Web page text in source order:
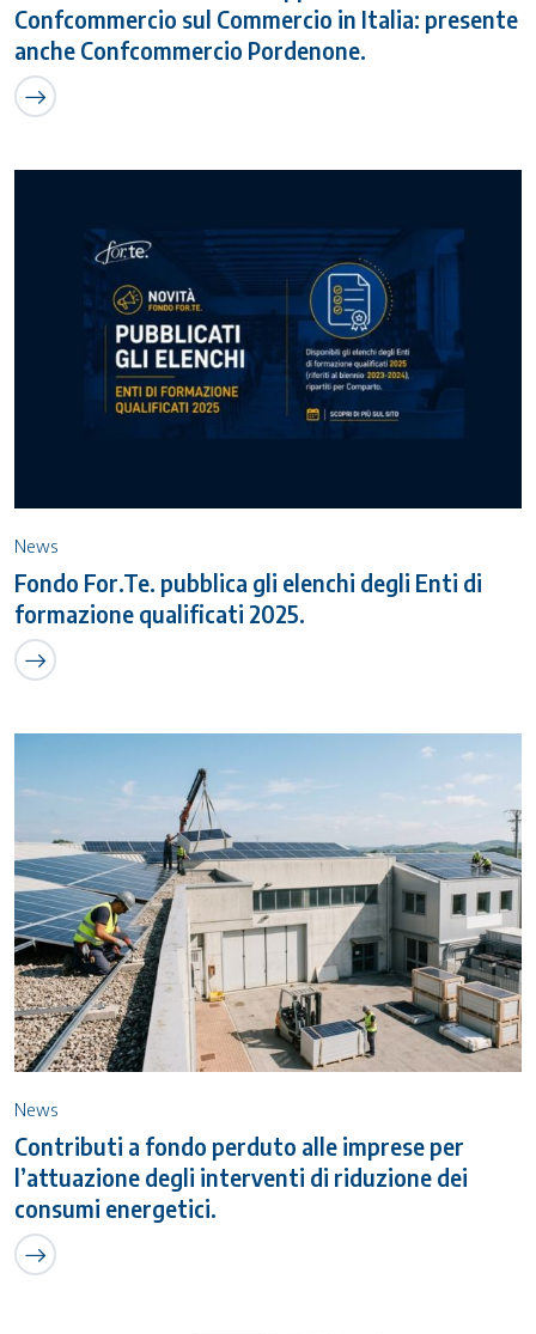
Confcommercio sul Commercio in Italia: presente
anche Confcommercio Pordenone.
News
Fondo For.Te. pubblica gli elenchi degli Enti di
formazione qualificati 2025.
News
Contributi a fondo perduto alle imprese per
l’attuazione degli interventi di riduzione dei
consumi energetici.